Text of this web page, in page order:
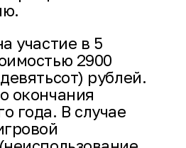
участие в 5
2900
рублей.
окончания
года. В случае